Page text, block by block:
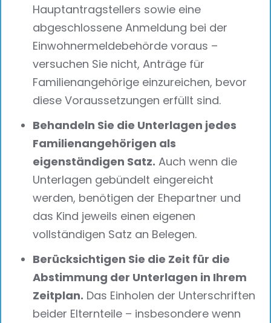
Hauptantragstellers sowie eine
abgeschlossene Anmeldung bei der
Einwohnermeldebehörde voraus –
versuchen Sie nicht, Anträge für
Familienangehörige einzureichen, bevor
diese Voraussetzungen erfüllt sind.
Behandeln Sie die Unterlagen jedes
Familienangehörigen als
eigenständigen Satz. Auch wenn die
Unterlagen gebündelt eingereicht
werden, benötigen der Ehepartner und
das Kind jeweils einen eigenen
vollständigen Satz an Belegen.
Berücksichtigen Sie die Zeit für die
Abstimmung der Unterlagen in Ihrem
Zeitplan. Das Einholen der Unterschriften
beider Elternteile – insbesondere wenn